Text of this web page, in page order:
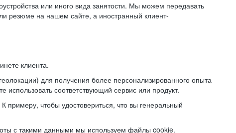
или иного вида занятости. Мы можем передавать
резюме на нашем сайте, а иностранный клиент-
клиента.
для получения более персонализированного опыта
использовать соответствующий сервис или продукт.
чтобы удостовериться, что вы генеральный
с такими данными мы используем файлы cookie.